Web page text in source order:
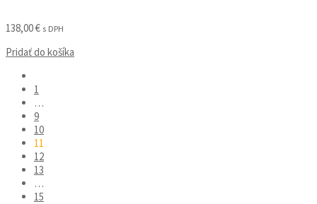
138,00€ s DPH
Pridať do košíka
1
…
9
10
11
12
13
…
15